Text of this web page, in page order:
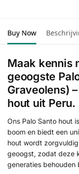
Buy Now
Maak kennis
geoogste
Graveolens)
hout uit Peru.
Ons Palo Santo hout
boom en biedt een
hout wordt
geoogst, zodat deze
generaties behouden